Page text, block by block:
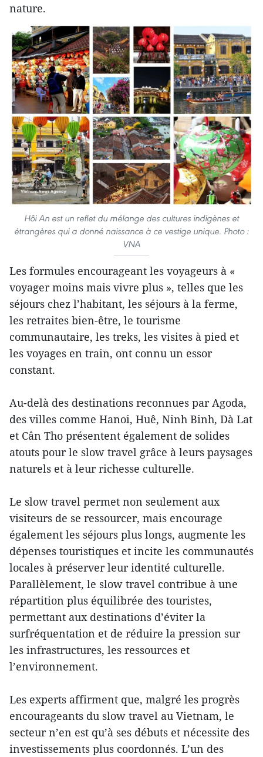
nature.
Hôi An est un reflet du mélange des cultures indigènes et
étrangères qui a donné naissance à ce vestige unique. Photo :
VNA
Les formules encourageant les voyageurs à «
voyager moins mais vivre plus », telles que les
séjours chez l’habitant, les séjours à la ferme,
les retraites bien-être, le tourisme
communautaire, les treks, les visites à pied et
les voyages en train, ont connu un essor
constant.
Au-delà des destinations reconnues par Agoda,
des villes comme Hanoi, Huê, Ninh Binh, Dà Lat
et Cân Tho présentent également de solides
atouts pour le slow travel grâce à leurs paysages
naturels et à leur richesse culturelle.
Le slow travel permet non seulement aux
visiteurs de se ressourcer, mais encourage
également les séjours plus longs, augmente les
dépenses touristiques et incite les communautés
locales à préserver leur identité culturelle.
Parallèlement, le slow travel contribue à une
répartition plus équilibrée des touristes,
permettant aux destinations d’éviter la
surfréquentation et de réduire la pression sur
les infrastructures, les ressources et
l’environnement.
Les experts affirment que, malgré les progrès
encourageants du slow travel au Vietnam, le
secteur n’en est qu’à ses débuts et nécessite des
investissements plus coordonnés. L’un des